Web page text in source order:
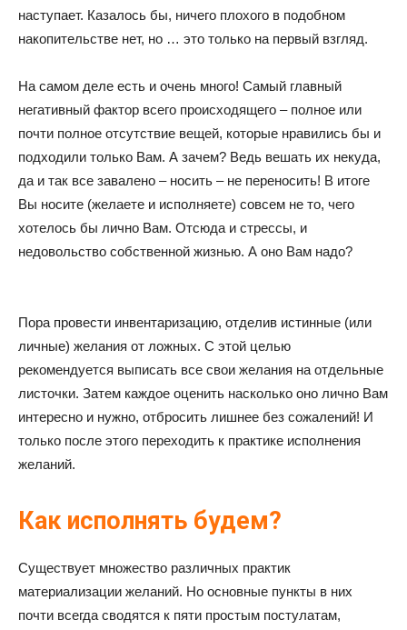
наступает. Казалось бы, ничего плохого в подобном
накопительстве нет, но … это только на первый взгляд.
На самом деле есть и очень много! Самый главный
негативный фактор всего происходящего – полное или
почти полное отсутствие вещей, которые нравились бы и
подходили только Вам. А зачем? Ведь вешать их некуда,
да и так все завалено – носить – не переносить! В итоге
Вы носите (желаете и исполняете) совсем не то, чего
хотелось бы лично Вам. Отсюда и стрессы, и
недовольство собственной жизнью. А оно Вам надо?
Пора провести инвентаризацию, отделив истинные (или
личные) желания от ложных. С этой целью
рекомендуется выписать все свои желания на отдельные
листочки. Затем каждое оценить насколько оно лично Вам
интересно и нужно, отбросить лишнее без сожалений! И
только после этого переходить к практике исполнения
желаний.
Как исполнять будем?
Существует множество различных практик
материализации желаний. Но основные пункты в них
почти всегда сводятся к пяти простым постулатам,